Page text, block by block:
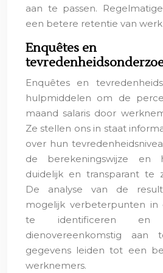
aan te passen.
een betere retentie van
Enquêtes en
Enquêtes en
hulpmiddelen om de
maand salaris door
Ze stellen ons in staat
over hun
de berekeningswijze en
duidelijk en transparant te
De analyse van de
mogelijk verbeterpunten in
te identificeren en
dienovereenkomstig aan
gegevens leiden tot een
werknemers.